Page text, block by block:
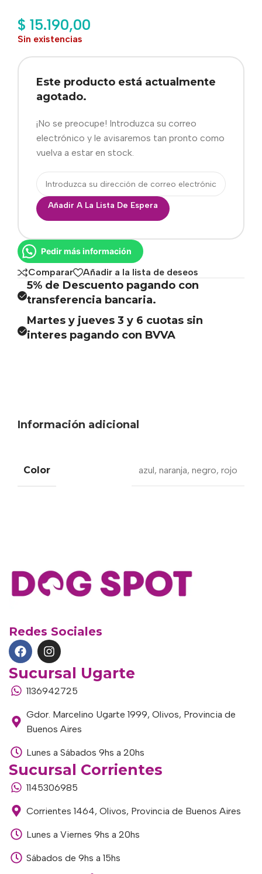
$ 15.190,00
Sin existencias
Este producto está actualmente
agotado.
¡No se preocupe! Introduzca su correo
electrónico y le avisaremos tan pronto como
vuelva a estar en stock.
Añadir A La Lista De Espera
Pedir más información
Comparar Añadir a la lista de deseos
5% de Descuento pagando con
transferencia bancaria.
Martes y jueves 3 y 6 cuotas sin
interes pagando con BVVA
Información adicional
Color azul, naranja, negro, rojo
Redes Sociales
Sucursal Ugarte
1136942725
Gdor. Marcelino Ugarte 1999, Olivos, Provincia de
Buenos Aires
Lunes a Sábados 9hs a 20hs
Sucursal Corrientes
1145306985
Corrientes 1464, Olivos, Provincia de Buenos Aires
Lunes a Viernes 9hs a 20hs
Sábados de 9hs a 15hs